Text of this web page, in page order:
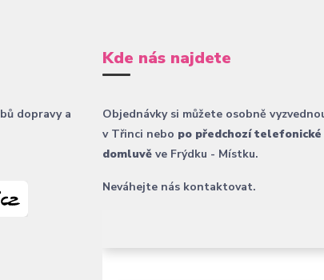
dopravy a
Kde nás najdete
Objednávky si můžete osobně
v Třinci nebo po předchozí telefonické
domluvě ve Frýdku - Místku.
Neváhejte nás kontaktovat.